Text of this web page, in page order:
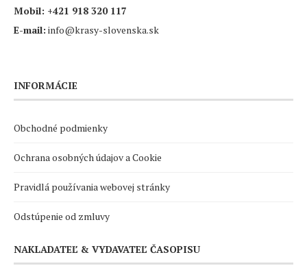
Mobil: +421 918 320 117
E-mail: info@krasy-slovenska.sk
INFORMÁCIE
Obchodné podmienky
Ochrana osobných údajov a Cookie
Pravidlá používania webovej stránky
Odstúpenie od zmluvy
NAKLADATEĽ & VYDAVATEĽ ČASOPISU